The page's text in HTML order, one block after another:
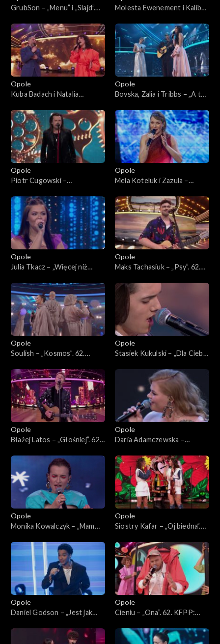
GrubSon – „Menu” i „Slajd”.
Jedno podwórko”
Molesta Ewenement i Kaliber
KFPP: Koncert „Hip-hop.
Jedno podwórko”
Opole
Kuba Badach i Natalia
nami”. 62. KFPP: Koncert
„Debiuty”
Opole
Bovska, Zalia i Tribbs – „A ty
Koncert „Debiuty”
Opole
Piotr Cugowski –
KFPP: Koncert „Debiuty”
Opole
Mela Koteluk i Zazula –
Koncert „Debiuty”
Opole
Julia Tkacz – „Więcej niż
„Debiuty”
Opole
Maks Tachasiuk – „Psy”. 62.
Opole
Soulish – „Kosmos”. 62.
Opole
Stasiek Kukulski – „Dla Ciebie
Koncert „Debiuty”
Opole
Błażej Latos – „Głośniej”. 62.
Opole
Daria Adamczewska –
Koncert „Debiuty”
Opole
Monika Kowalczyk – „Mam
„Debiuty”
Opole
Siostry Kafar – „Oj biedna”.
Opole
Daniel Godson – „Jest jak
„Debiuty”
Opole
Cieniu – „Ona”. 62. KFPP: